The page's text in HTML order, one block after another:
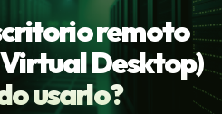
remoto
Desktop)
usarlo?